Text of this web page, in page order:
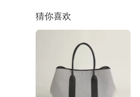
猜你喜欢